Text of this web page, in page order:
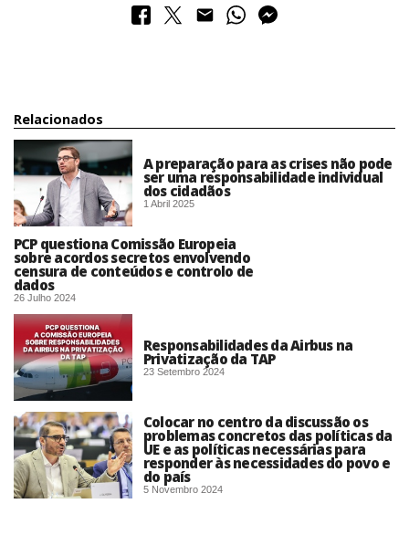
Relacionados
A preparação para as crises não pode
ser uma responsabilidade individual
dos cidadãos
1 Abril 2025
PCP questiona Comissão Europeia
sobre acordos secretos envolvendo
censura de conteúdos e controlo de
dados
26 Julho 2024
Responsabilidades da Airbus na
Privatização da TAP
23 Setembro 2024
Colocar no centro da discussão os
problemas concretos das políticas da
UE e as políticas necessárias para
responder às necessidades do povo e
do país
5 Novembro 2024